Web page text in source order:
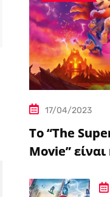
17/04/2023
Το “The
Movie”
μεταφορά